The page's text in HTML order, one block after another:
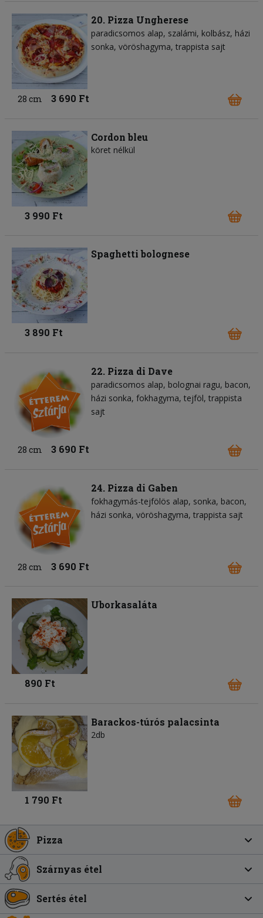
20. Pizza Ungherese
paradicsomos alap szalámi kolbász házi
sonka vöröshagyma trappista sajt
28 cm 3 690 Ft
Cordon bleu
köret nélkül
3 990 Ft
Spaghetti bolognese
3 890 Ft
22. Pizza di Dave
paradicsomos alap bolognai ragu bacon
házi sonka fokhagyma tejföl trappista
sajt
28 cm 3 690 Ft
24. Pizza di Gaben
fokhagymás-tejfölös alap sonka bacon
házi sonka vöröshagyma trappista sajt
28 cm 3 690 Ft
Uborkasaláta
890 Ft
Barackos-túrós palacsinta
2db
1 790 Ft
Pizza
Szárnyas étel
Sertés étel